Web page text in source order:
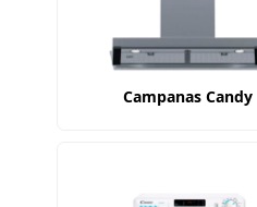
Campanas Candy